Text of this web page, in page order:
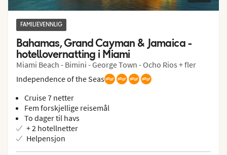
FAMILIEVENNLIG
Bahamas, Grand Cayman & Jamaica -
hotellovernatting i Miami
Miami Beach - Bimini - George Town - Ocho Rios + fler
Independence of the Seas
Cruise 7 netter
Fem forskjellige reisemål
To dager til havs
+ 2 hotellnetter
Helpensjon